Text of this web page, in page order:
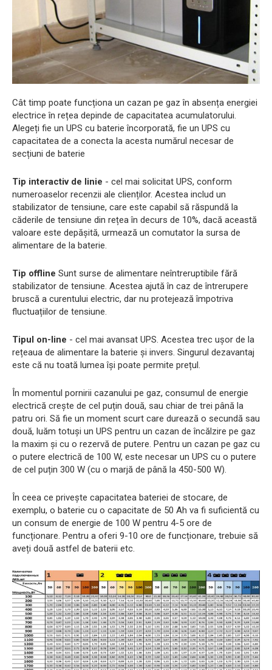
Cât timp poate funcționa un cazan pe gaz în absența energiei
electrice în rețea depinde de capacitatea acumulatorului.
Alegeți fie un UPS cu baterie încorporată, fie un UPS cu
capacitatea de a conecta la acesta numărul necesar de
secțiuni de baterie
Tip interactiv de linie - cel mai solicitat UPS, conform
numeroaselor recenzii ale clienților. Acestea includ un
stabilizator de tensiune, care este capabil să răspundă la
căderile de tensiune din rețea în decurs de 10%, dacă această
valoare este depășită, urmează un comutator la sursa de
alimentare de la baterie.
Tip offline Sunt surse de alimentare neîntreruptibile fără
stabilizator de tensiune. Acestea ajută în caz de întrerupere
bruscă a curentului electric, dar nu protejează împotriva
fluctuațiilor de tensiune.
Tipul on-line - cel mai avansat UPS. Acestea trec ușor de la
rețeaua de alimentare la baterie și invers. Singurul dezavantaj
este că nu toată lumea își poate permite prețul.
În momentul pornirii cazanului pe gaz, consumul de energie
electrică crește de cel puțin două, sau chiar de trei până la
patru ori. Să fie un moment scurt care durează o secundă sau
două, luăm totuși un UPS pentru un cazan de încălzire pe gaz
la maxim și cu o rezervă de putere. Pentru un cazan pe gaz cu
o putere electrică de 100 W, este necesar un UPS cu o putere
de cel puțin 300 W (cu o marjă de până la 450-500 W).
În ceea ce privește capacitatea bateriei de stocare, de
exemplu, o baterie cu o capacitate de 50 Ah va fi suficientă cu
un consum de energie de 100 W pentru 4-5 ore de
funcționare. Pentru a oferi 9-10 ore de funcționare, trebuie să
aveți două astfel de baterii etc.